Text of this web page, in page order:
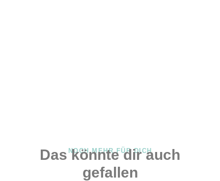
NOCH MEHR FÜR DICH
Das könnte dir auch
gefallen